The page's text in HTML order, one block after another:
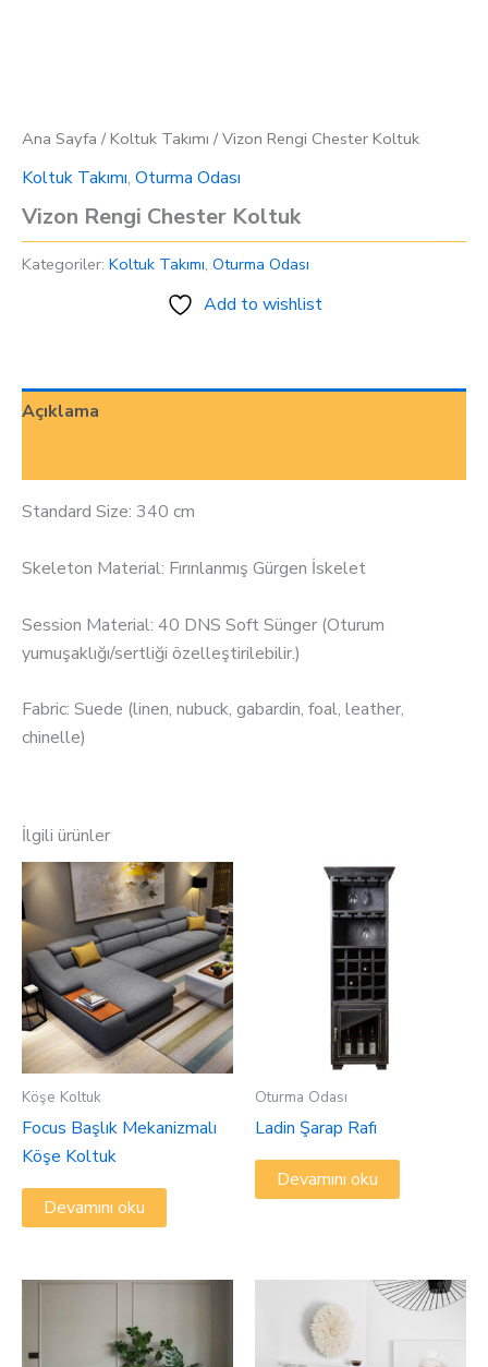
Ana Sayfa / Koltuk Takımı / Vizon Rengi Chester Koltuk
Koltuk Takımı, Oturma Odası
Vizon Rengi Chester Koltuk
Kategoriler: Koltuk Takımı, Oturma Odası
Add to wishlist
Açıklama
Standard Size: 340 cm
Skeleton Material: Fırınlanmış Gürgen İskelet
Session Material: 40 DNS Soft Sünger (Oturum
yumuşaklığı/sertliği özelleştirilebilir.)
Fabric: Suede (linen, nubuck, gabardin, foal, leather,
chinelle)
İlgili ürünler
Köşe Koltuk
Focus Başlık Mekanizmalı
Köşe Koltuk
Devamını oku
Oturma Odası
Ladin Şarap Rafı
Devamını oku